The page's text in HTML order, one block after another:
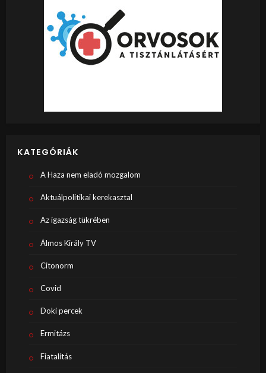
KATEGÓRIÁK
A Haza nem eladó mozgalom
Aktuálpolitikai kerekasztal
Az igazság tükrében
Álmos Király TV
Citonorm
Covid
Doki percek
Ermitázs
Fiatalítás